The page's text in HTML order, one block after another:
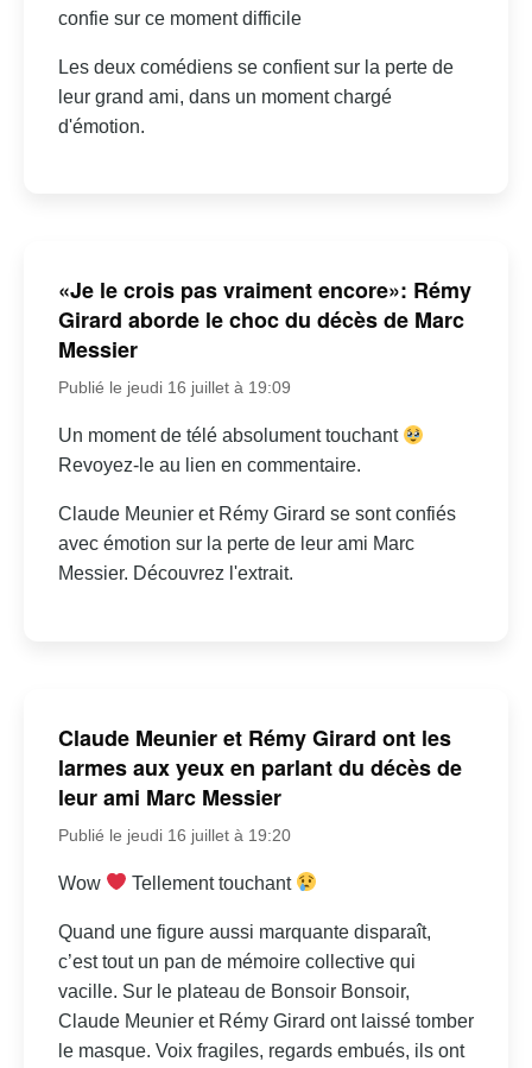
confie sur ce moment difficile
Les deux comédiens se confient sur la perte de
leur grand ami, dans un moment chargé
d'émotion.
«Je le crois pas vraiment encore»: Rémy
Girard aborde le choc du décès de Marc
Messier
Publié le jeudi 16 juillet à 19:09
Un moment de télé absolument touchant
Revoyez-le au lien en commentaire.
Claude Meunier et Rémy Girard se sont confiés
avec émotion sur la perte de leur ami Marc
Messier. Découvrez l'extrait.
Claude Meunier et Rémy Girard ont les
larmes aux yeux en parlant du décès de
leur ami Marc Messier
Publié le jeudi 16 juillet à 19:20
Wow Tellement touchant
Quand une figure aussi marquante disparaît,
c’est tout un pan de mémoire collective qui
vacille. Sur le plateau de Bonsoir Bonsoir,
Claude Meunier et Rémy Girard ont laissé tomber
le masque. Voix fragiles, regards embués, ils ont